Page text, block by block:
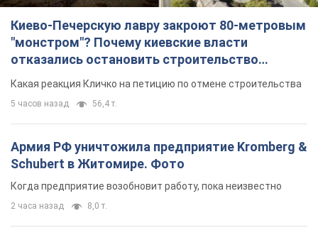
Киево-Печерскую лавру закроют 80-метровым
"монстром"? Почему киевские власти
отказались остановить строительство
небоскреба "московского верующего"
Какая реакция Кличко на петицию по отмене строительства
5 часов назад 56,4 т.
Армия РФ уничтожила предприятие Kromberg &
Schubert в Житомире. Фото
Когда предприятие возобновит работу, пока неизвестно
2 часа назад 8,0 т.